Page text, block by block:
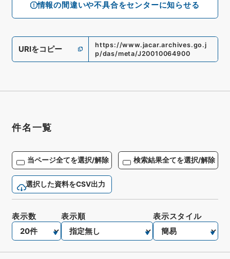
情報の間違いや不具合をセンターに知らせる
URIをコピー
https://www.jacar.archives.go.j
p/das/meta/J20010064900
件名一覧
当ページ全てを選択/解除 検索結果全てを選択/解除
選択した資料をCSV出力
表示数 表示順 表示スタイル